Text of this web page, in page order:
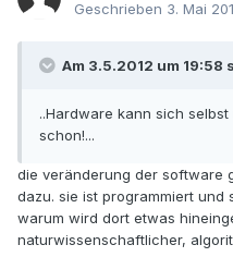
Geschrieben 3. Mai
Am 3.5.2012 um 19:58
..Hardware kann sich
schon!...
die veränderung der software
dazu. sie ist programmiert und
warum wird dort etwas
naturwissenschaftlicher,